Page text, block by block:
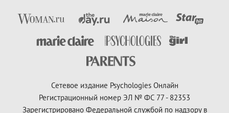
Сетевое издание Psychologies Онлайн
Регистрационный номер ЭЛ № ФС 77 - 82353
Зарегистрировано Федеральной службой по надзору в